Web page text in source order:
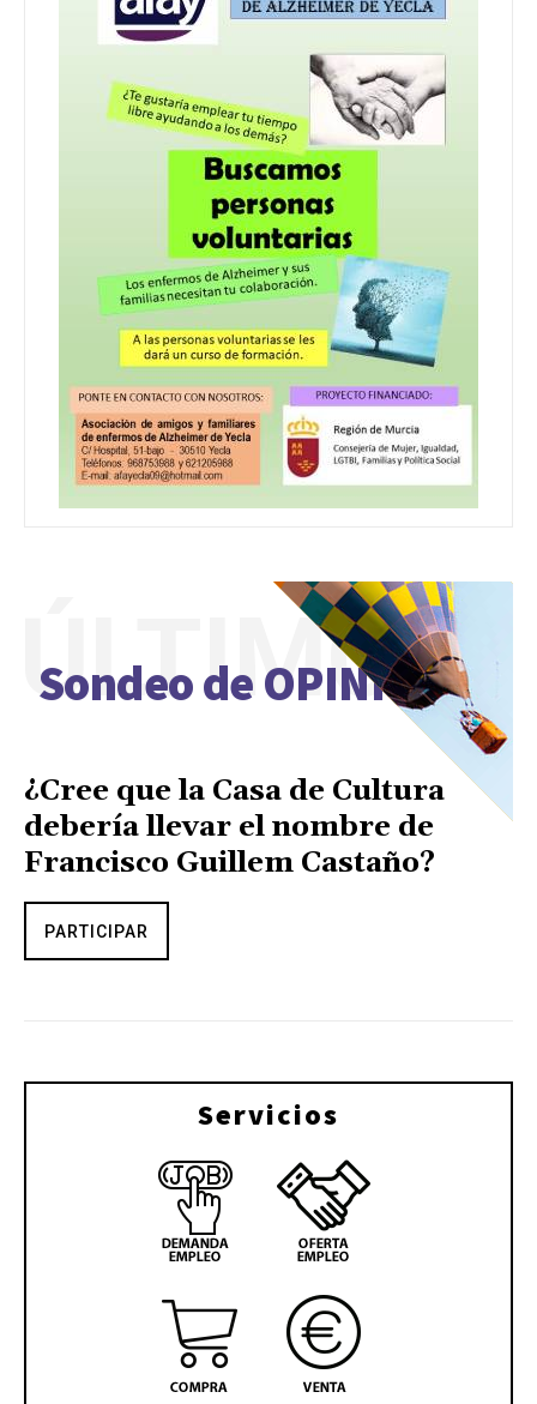
Sondeo de OPINIÓN
ÚLTIMO
¿Cree que la Casa de Cultura
debería llevar el nombre de
Francisco Guillem Castaño?
PARTICIPAR
Servicios